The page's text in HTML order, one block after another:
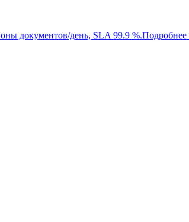
документов/день, SLA 99.9 %.Подробнее